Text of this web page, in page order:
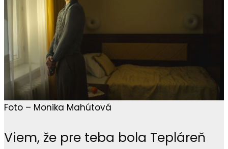
Foto – Monika Mahútová
Viem, že pre teba bola Tepláreň